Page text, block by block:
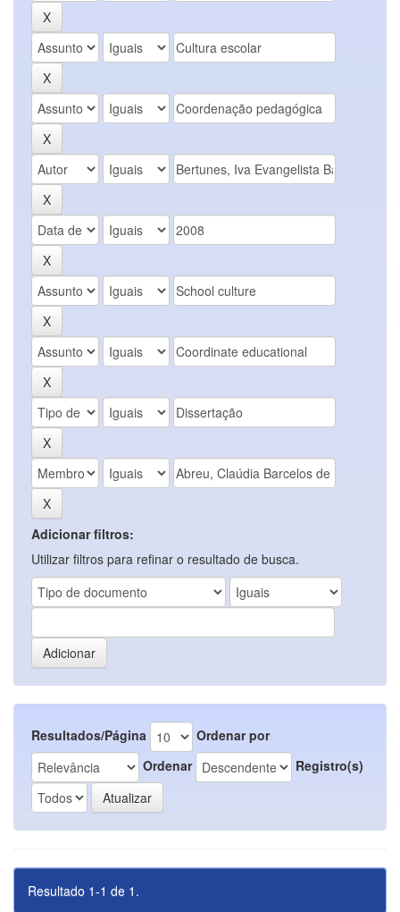
Adicionar filtros:
Utilizar filtros para refinar o resultado de busca.
Resultados/Página
Ordenar por
Ordenar
Registro(s)
Resultado 1-1 de 1.